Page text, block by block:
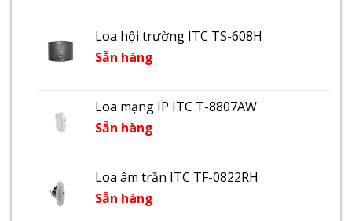
Loa hội trường ITC TS-608H
Sẵn hàng
Loa mạng IP ITC T-8807AW
Sẵn hàng
Loa âm trần ITC TF-0822RH
Sẵn hàng